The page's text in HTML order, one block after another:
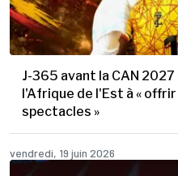
J-365 avant la CAN 2027
l'Afrique de l'Est à « offrir
spectacles »
vendredi, 19 juin 2026